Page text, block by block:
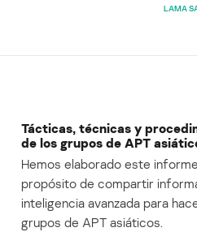
LAMA
Tácticas, técnicas y
de los grupos de APT
Hemos elaborado este
propósito de compartir
inteligencia avanzada para
grupos de APT asiáticos.